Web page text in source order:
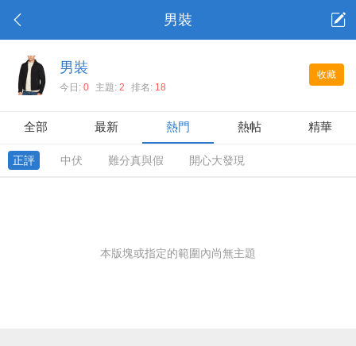
男裝
收藏
男裝
今日: 0 主題: 2 排名: 18
全部 最新 熱門 熱帖 精華
正評 中伏 難分真與假 開心大發現
本版塊或指定的範圍內尚無主題